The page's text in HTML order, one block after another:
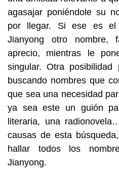
agasajar poniéndole su
por llegar. Si ese es el
Jianyong otro nombre,
aprecio, mientras le
singular. Otra
buscando nombres que
que sea una necesidad
ya sea este un guión
literaria, una
causas de esta
hallar todos los
Jianyong.